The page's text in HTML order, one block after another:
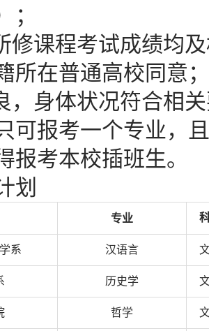
；
修课程考试成绩均
所在普通高校同意；
，身体状况符合相
可报考一个专业，
报考本校插班生。
划
专业
系 汉语言
历史学
哲学